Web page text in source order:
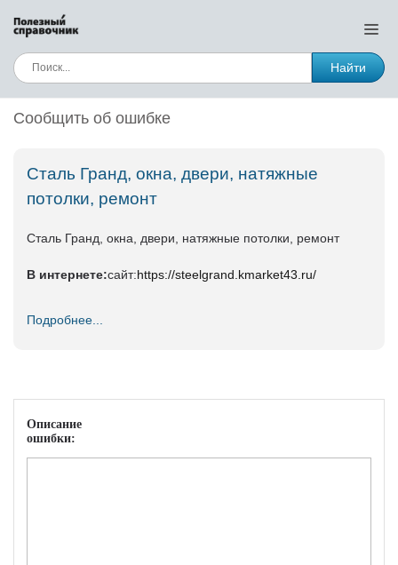
Найти
Сообщить об ошибке
Сталь Гранд, окна, двери, натяжные
потолки, ремонт
Сталь Гранд, окна, двери, натяжные потолки, ремонт
В интернете:сайт:https://steelgrand.kmarket43.ru/
Подробнее...
Описание
ошибки: